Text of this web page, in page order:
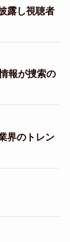
露し視聴者
報が捜索の
界のトレン